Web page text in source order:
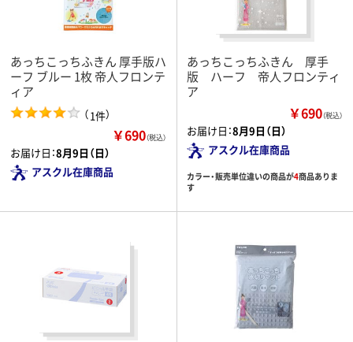
あっちこっちふきん 厚手版ハ
ーフ ブルー 1枚 帝人フロンテ
ィア
（1件）
￥690（税込）
お届け日：8月9日（日）
アスクル在庫商品
あっちこっちふきん 厚手
版 ハーフ 帝人フロンティ
ア
￥690（税込）
お届け日：8月9日（日）
アスクル在庫商品
カラー・販売単位違いの商品が4商品ありま
す